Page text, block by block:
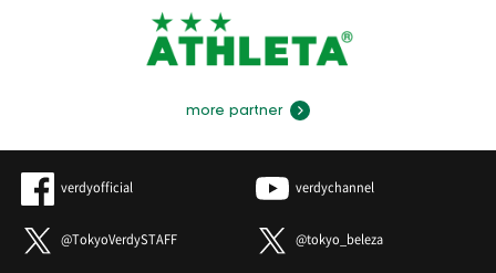
more partner
verdyofficial verdychannel
@TokyoVerdySTAFF @tokyo_beleza